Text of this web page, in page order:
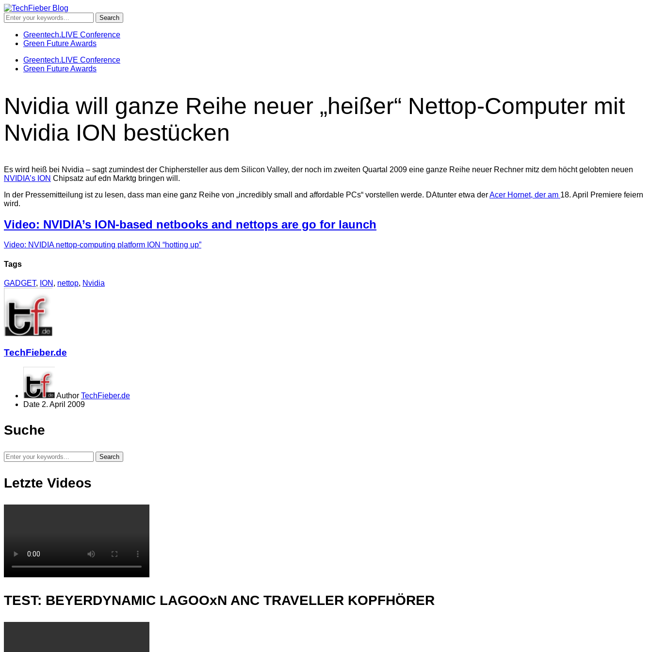
Greentech.LIVE Conference
Green Future Awards
Greentech.LIVE Conference
Green Future Awards
Nvidia will ganze Reihe neuer „heißer“ Nettop-Computer mit
Nvidia ION bestücken
Es wird heiß bei Nvidia – sagt zumindest der Chiphersteller aus dem Silicon Valley, der noch im zweiten Quartal 2009 eine ganze Reihe neuer Rechner mitz dem höcht gelobten neuen
NVIDIA’s ION Chipsatz auf edn Marktg bringen will.
In der Pressemitteilung ist zu lesen, dass man eine ganz Reihe von „incredibly small and affordable PCs“ vorstellen werde. DAtunter etwa derAcer Hornet, der am 18. April Premiere feiern
wird.
Video: NVIDIA’s ION-based netbooks and nettops are go for launch
Video: NVIDIA nettop-computing platform ION “hotting up”
Tags
GADGET, ION , nettop, Nvidia
TechFieber.de
Author TechFieber.de
Date 2. April 2009
Suche
Letzte Videos
TEST: BEYERDYNAMIC LAGOOxN ANC TRAVELLER KOPFHÖRER